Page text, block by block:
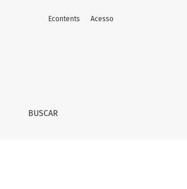
BUSCAR
Econtents Acesso